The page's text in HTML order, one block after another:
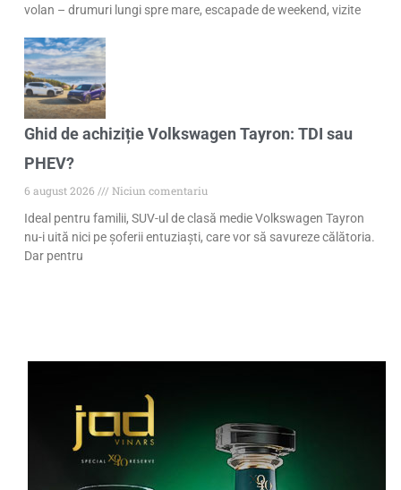
volan – drumuri lungi spre mare, escapade de weekend, vizite
Ghid de achiziție Volkswagen Tayron: TDI sau
PHEV?
6 august 2026
Niciun comentariu
Ideal pentru familii, SUV-ul de clasă medie Volkswagen Tayron
nu-i uită nici pe șoferii entuziaști, care vor să savureze călătoria.
Dar pentru